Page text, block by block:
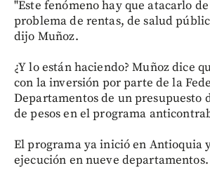
"Este fenómeno hay que atacarlo
problema de rentas, de salud
dijo Muñoz.
¿Y lo están haciendo? Muñoz dice
con la inversión por parte de la
Departamentos de un presupuesto
de pesos en el programa
El programa ya inició en Antioquia
ejecución en nueve departamentos.